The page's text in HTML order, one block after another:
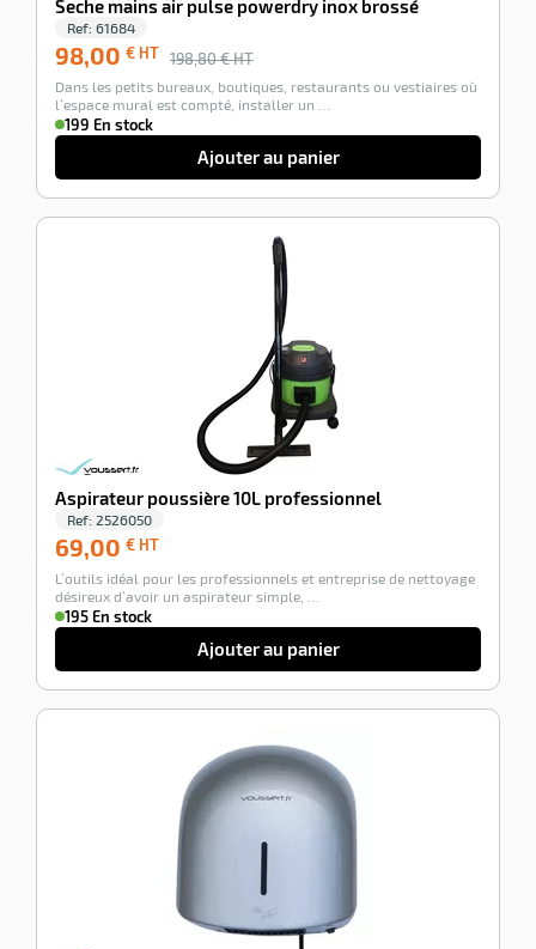
Seche mains air pulse powerdry inox brossé
Ref: 61684
98,00 € HT 198,80 € HT
Dans les petits bureaux, boutiques, restaurants ou vestiaires où
l’espace mural est compté, installer un …
199 En stock
Ajouter au panier
Aspirateur poussière 10L professionnel
Ref: 2526050
69,00 € HT
HT
L’outils idéal pour les professionnels et entreprise de nettoyage
désireux d’avoir un aspirateur simple, …
195 En stock
Ajouter au panier